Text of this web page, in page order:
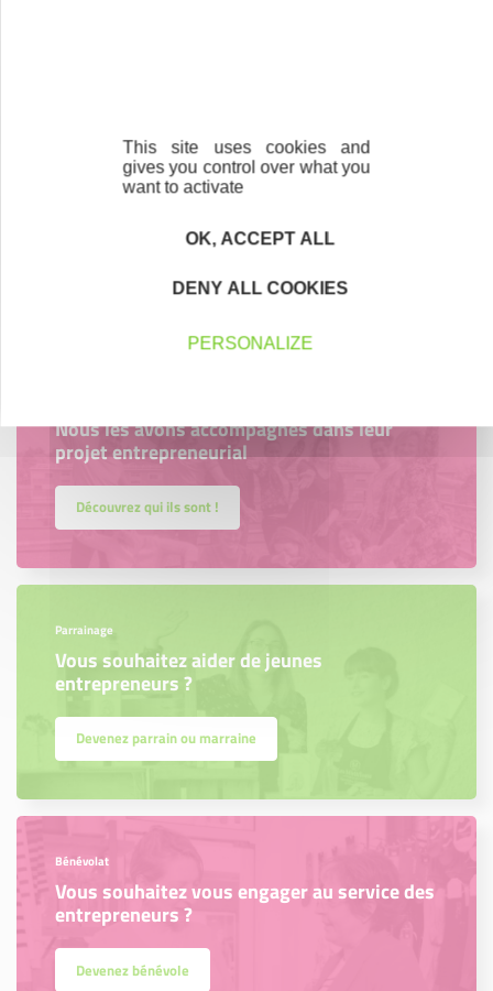
Trouvez à qui vous adresser
Créateurs, repreneurs, vos interlocuteurs en
Nous les avons accompagnés dans leur
projet entrepreneurial
Découvrez qui ils sont !
Parrainage
Vous souhaitez aider de jeunes
entrepreneurs ?
Devenez parrain ou marraine
Bénévolat
Vous souhaitez vous engager au service des
entrepreneurs ?
Devenez bénévole
This site uses cookies and
gives you control over what you
want to activate
OK, ACCEPT ALL
DENY ALL COOKIES
PERSONALIZE